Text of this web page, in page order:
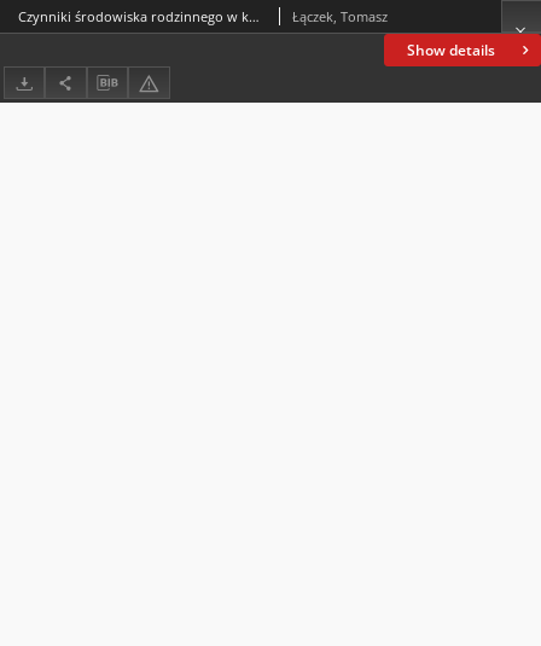
Show details
Czynniki środowiska rodzinnego w kontekście wychowania dzieci do sukcesu życiowego Łączek, Tomasz